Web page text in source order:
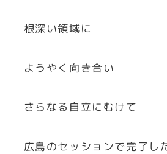
根深い領域に
ようやく向き合い
さらなる自立にむけて
広島のセッションで完了し